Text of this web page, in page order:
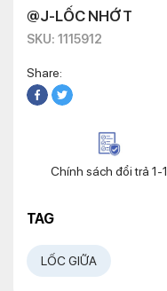
@J-LỐC NHỚT
SKU: 1115912
Share:
Chính sách đổi trả 1-1
TAG
LỐC GIỮA